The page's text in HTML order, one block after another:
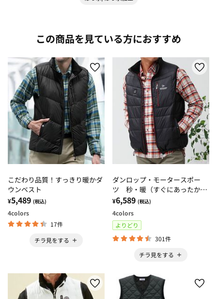
この商品を見ている方におすすめ
こだわり品質！すっきり暖かダ
ウンベスト
¥5,489 (税込)
4colors
17件
チラ見をする
ダンロップ・モータースポー
ツ 秒・暖（すぐにあったか）
ヒーター付ベスト
¥6,589 (税込)
4colors
よりどり
301件
チラ見をする